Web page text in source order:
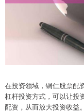
在投资领域，铜仁股票配
杠杆投资方式，可以让投
配资，从而放大投资收益。